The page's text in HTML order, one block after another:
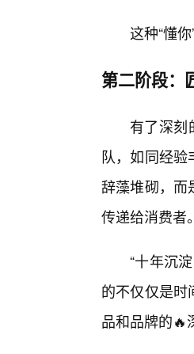
这种“懂
第二阶段：
有了深刻
队，如同经验
辞藻堆砌，而
传递给消费者。
“十年沉
的不仅仅是时
品和品牌的🔥